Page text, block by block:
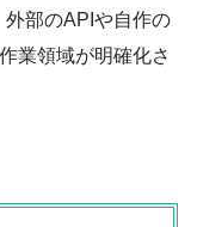
部のAPIや自作の
業領域が明確化さ